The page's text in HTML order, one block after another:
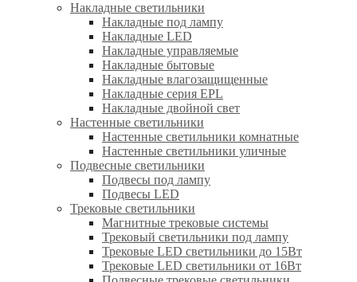
Накладные светильники
Накладные под лампу
Накладные LED
Накладные управляемые
Накладные бытовые
Накладные влагозащищенные
Накладные серия EPL
Накладные двойной свет
Настенные светильники
Настенные светильники комнатные
Настенные светильники уличные
Подвесные светильники
Подвесы под лампу
Подвесы LED
Трековые светильники
Магнитные трековые системы
Трековый светильники под лампу
Трековые LED светильники до 15Вт
Трековые LED светильники от 16Вт